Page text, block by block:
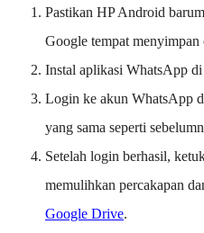
Pastikan HP Android
Google tempat
Instal aplikasi WhatsApp
Login ke akun WhatsApp
yang sama seperti
Setelah login berhasil,
memulihkan percakapan
Google Drive.